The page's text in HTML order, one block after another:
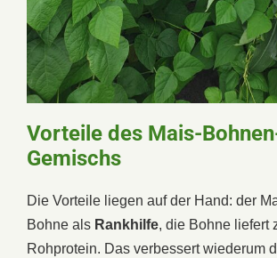
Vorteile des Mais-
Gemischs
Die Vorteile liegen auf der Hand: der
Bohne als Rankhilfe, die Bohne liefert
Rohprotein. Das verbessert wiederum